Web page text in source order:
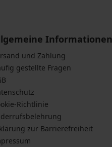
Informationen
und Zahlung
gestellte Fragen
Richtlinie
zur Barrierefreiheit